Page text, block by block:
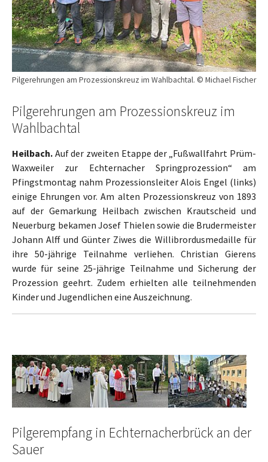
Pilgerehrungen am Prozessionskreuz im Wahlbachtal. © Michael Fischer
Pilgerehrungen am Prozessionskreuz im
Wahlbachtal
Heilbach. Auf der zweiten Etappe der „Fußwallfahrt Prüm-
Waxweiler zur Echternacher Springprozession“ am
Pfingstmontag nahm Prozessionsleiter Alois Engel (links)
einige Ehrungen vor. Am alten Prozessionskreuz von 1893
auf der Gemarkung Heilbach zwischen Krautscheid und
Neuerburg bekamen Josef Thielen sowie die Brudermeister
Johann Alff und Günter Ziwes die Willibrordusmedaille für
ihre 50-jährige Teilnahme verliehen. Christian Gierens
wurde für seine 25-jährige Teilnahme und Sicherung der
Prozession geehrt. Zudem erhielten alle teilnehmenden
Kinder und Jugendlichen eine Auszeichnung.
Show larger versionShow larger versionShow larger version
Pilgerempfang in Echternacherbrück an der
Sauer